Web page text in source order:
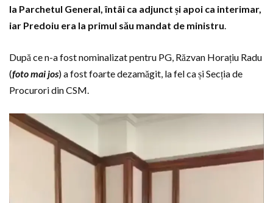
la Parchetul General, întâi ca adjunct și apoi ca interimar,
iar Predoiu era la primul său mandat de ministru.
După ce n-a fost nominalizat pentru PG, Răzvan Horațiu Radu
(foto mai jos) a fost foarte dezamăgit, la fel ca și Secția de
Procurori din CSM.